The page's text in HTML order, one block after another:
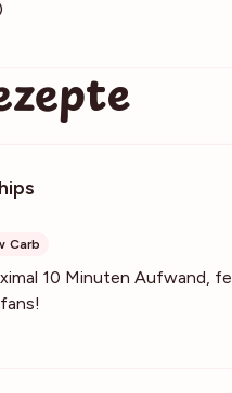
Carb
10 Minuten Aufwand,